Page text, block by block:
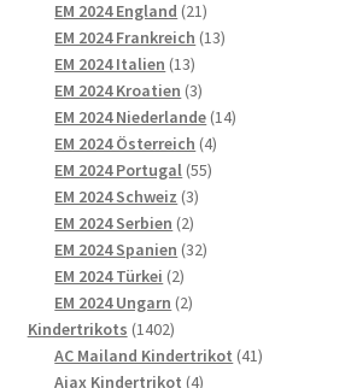
EM 2024 England 2121
Produkte
EM 2024 Frankreich 1313
EM 2024 Italien 1313
Produkte
EM 2024 Kroatien 33
Produkte
EM 2024 Niederlande 1414
EM 2024 Österreich 44
EM 2024 Portugal 5555
EM 2024 Schweiz 33
EM 2024 Serbien 22
Produkte
EM 2024 Spanien 3232
EM 2024 Türkei 22
Produkte
EM 2024 Ungarn 22
Kindertrikots 14021402
Produkte
AC Mailand Kindertrikot 4141
Ajax Kindertrikot 44